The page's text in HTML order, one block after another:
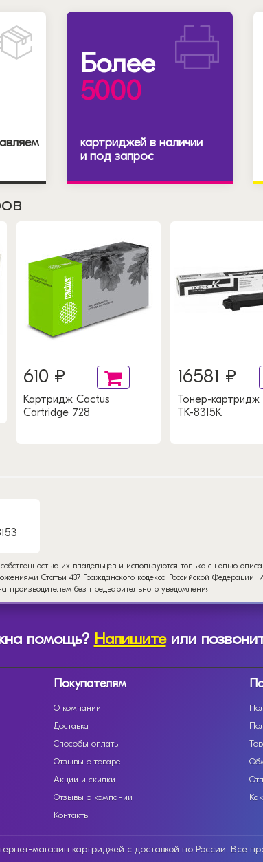
Более
5000
картриджей в наличии
и под запрос
610 ₽
Картридж Cactus
Cartridge 728
16581 ₽
Тонер-картридж
TK-8315K
их владельцев и используются только с целью
Статьи 437 Гражданского кодекса Российской
производителем без предварительного уведомления.
помощь? Напишитеили
Покупателям
О компании
Доставка
Способы оплаты
Отзывы о товаре
Акции и скидки
Отзывы о компании
Контакты
магазин картриджей с доставкой по России. Все